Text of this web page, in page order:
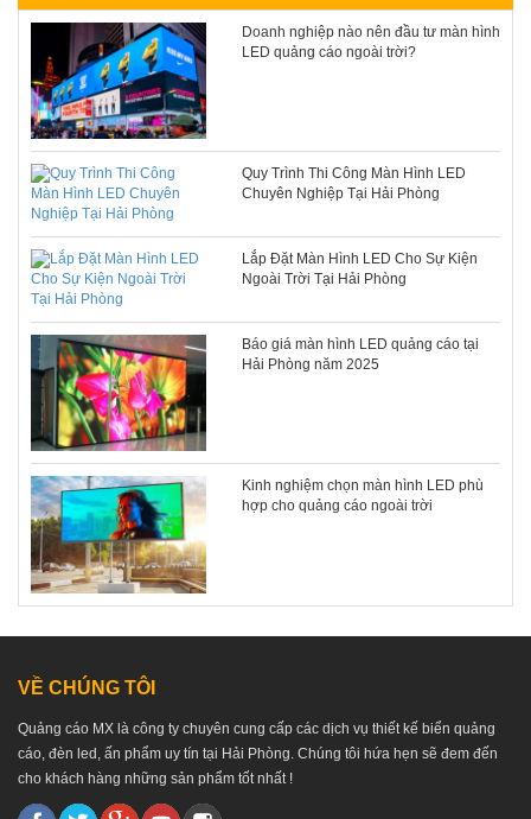
Doanh nghiệp nào nên đầu tư màn hình
LED quảng cáo ngoài trời?
Quy Trình Thi Công Màn Hình LED
Chuyên Nghiệp Tại Hải Phòng
Lắp Đặt Màn Hình LED Cho Sự Kiện
Ngoài Trời Tại Hải Phòng
Báo giá màn hình LED quảng cáo tại
Hải Phòng năm 2025
Kinh nghiệm chọn màn hình LED phù
hợp cho quảng cáo ngoài trời
VỀ CHÚNG TÔI
Quảng cáo MX là công ty chuyên cung cấp các dịch vụ thiết kế biển quảng
cáo, đèn led, ấn phẩm uy tín tại Hải Phòng. Chúng tôi hứa hẹn sẽ đem đến
cho khách hàng những sản phẩm tốt nhất !